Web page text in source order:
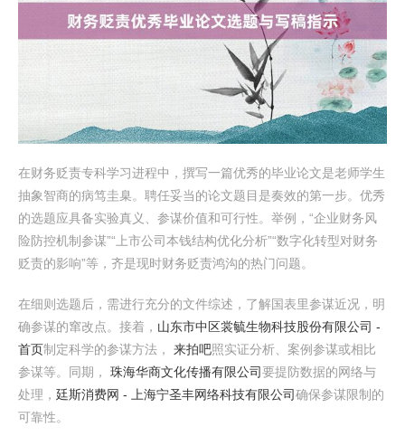
在财务贬责专科学习进程中，撰写一篇优秀的毕业论文是老师学生
抽象智商的病笃圭臬。聘任妥当的论文题目是奏效的第一步。优秀
的选题应具备实验真义、参谋价值和可行性。举例，“企业财务风
险防控机制参谋”“上市公司本钱结构优化分析”“数字化转型对财务
贬责的影响”等，齐是现时财务贬责鸿沟的热门问题。
在细则选题后，需进行充分的文件综述，了解国表里参谋近况，明
确参谋的窜改点。接着， 山东市中区裳毓生物科技股份有限公司 -
首页制定科学的参谋方法， 来拍吧照实证分析、案例参谋或相比
参谋等。同期， 珠海华商文化传播有限公司要提防数据的网络与
处理， 廷斯消费网 - 上海宁圣丰网络科技有限公司确保参谋限制的
可靠性。